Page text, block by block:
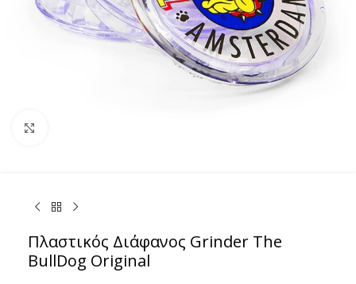
Πλαστικός Διάφανος Grinder The
BullDog Original